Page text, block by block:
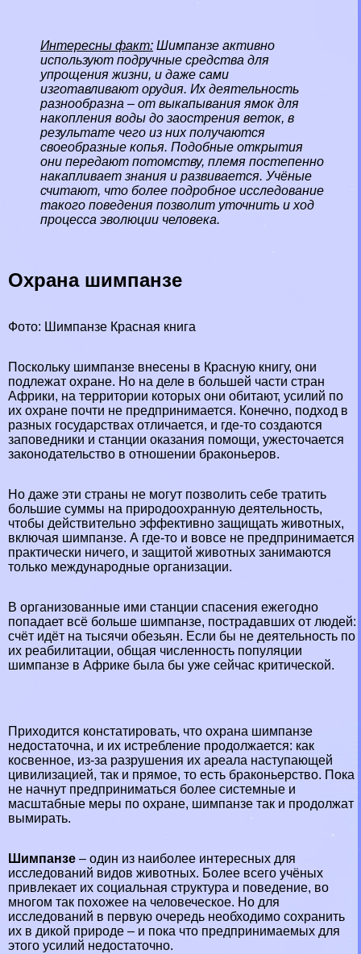
Интересны факт: Шимпанзе активно
используют подручные средства для
упрощения жизни, и даже сами
изготавливают орудия. Их деятельность
разнообразна – от выкапывания ямок для
накопления воды до заострения веток, в
результате чего из них получаются
своеобразные копья. Подобные открытия
они передают потомству, племя постепенно
накапливает знания и развивается. Учёные
считают, что более подробное исследование
такого поведения позволит уточнить и ход
процесса эволюции человека.
Охрана шимпанзе
Фото: Шимпанзе Красная книга
Поскольку шимпанзе внесены в Красную книгу, они
подлежат охране. Но на деле в большей части стран
Африки, на территории которых они обитают, усилий по
их охране почти не предпринимается. Конечно, подход в
разных государствах отличается, и где-то создаются
заповедники и станции оказания помощи, ужесточается
законодательство в отношении бpaконьеров.
Но даже эти страны не могут позволить себе тратить
большие суммы на природоохранную деятельность,
чтобы действительно эффективно защищать животных,
включая шимпанзе. А где-то и вовсе не предпринимается
пpaктически ничего, и защитой животных занимаются
только международные организации.
В организованные ими станции спасения ежегодно
попадает всё больше шимпанзе, пострадавших от людей:
счёт идёт на тысячи обезьян. Если бы не деятельность по
их реабилитации, общая численность популяции
шимпанзе в Африке была бы уже сейчас критической.
Приходится констатировать, что охрана шимпанзе
недостаточна, и их истрeбление продолжается: как
косвенное, из-за разрушения их ареала наступающей
цивилизацией, так и прямое, то есть бpaконьерство. Пока
не начнут предприниматься более системные и
масштабные меры по охране, шимпанзе так и продолжат
вымирать.
Шимпанзе – один из наиболее интересных для
исследований видов животных. Более всего учёных
привлекает их социальная структура и поведение, во
многом так похожее на человеческое. Но для
исследований в первую очередь необходимо сохранить
их в дикой природе – и пока что предпринимаемых для
этого усилий недостаточно.